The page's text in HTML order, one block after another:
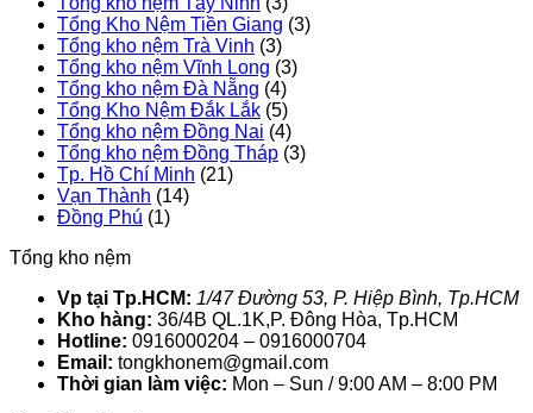
Tổng Kho Nệm Tiền Giang (3)
Tổng kho nệm Trà Vinh (3)
Tổng kho nệm Vĩnh Long (3)
Tổng kho nệm Đà Nẵng (4)
Tổng Kho Nệm Đắk Lắk (5)
Tổng kho nệm Đồng Nai (4)
Tổng kho nệm Đồng Tháp (3)
Tp. Hồ Chí Minh (21)
Vạn Thành (14)
Đồng Phú (1)
Tổng kho nệm
Vp tại Tp.HCM: 1/47 Đường 53, P. Hiệp Bình, Tp.HCM
Kho hàng: 36/4B QL.1K,P. Đông Hòa, Tp.HCM
Hotline: 0916000204 – 0916000704
Email: tongkhonem@gmail.com
Thời gian làm việc: Mon – Sun / 9:00 AM – 8:00 PM